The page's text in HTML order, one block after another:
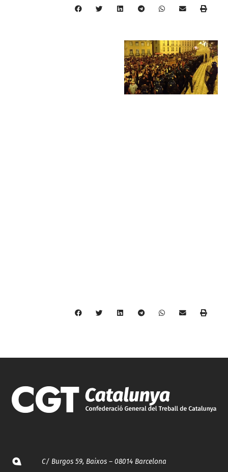
C/ Burgos 59, Baixos – 08014 Barcelona